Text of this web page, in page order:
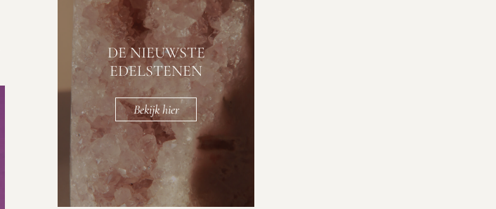
DE NIEUWSTE
EDELSTENEN
Bekijk hier